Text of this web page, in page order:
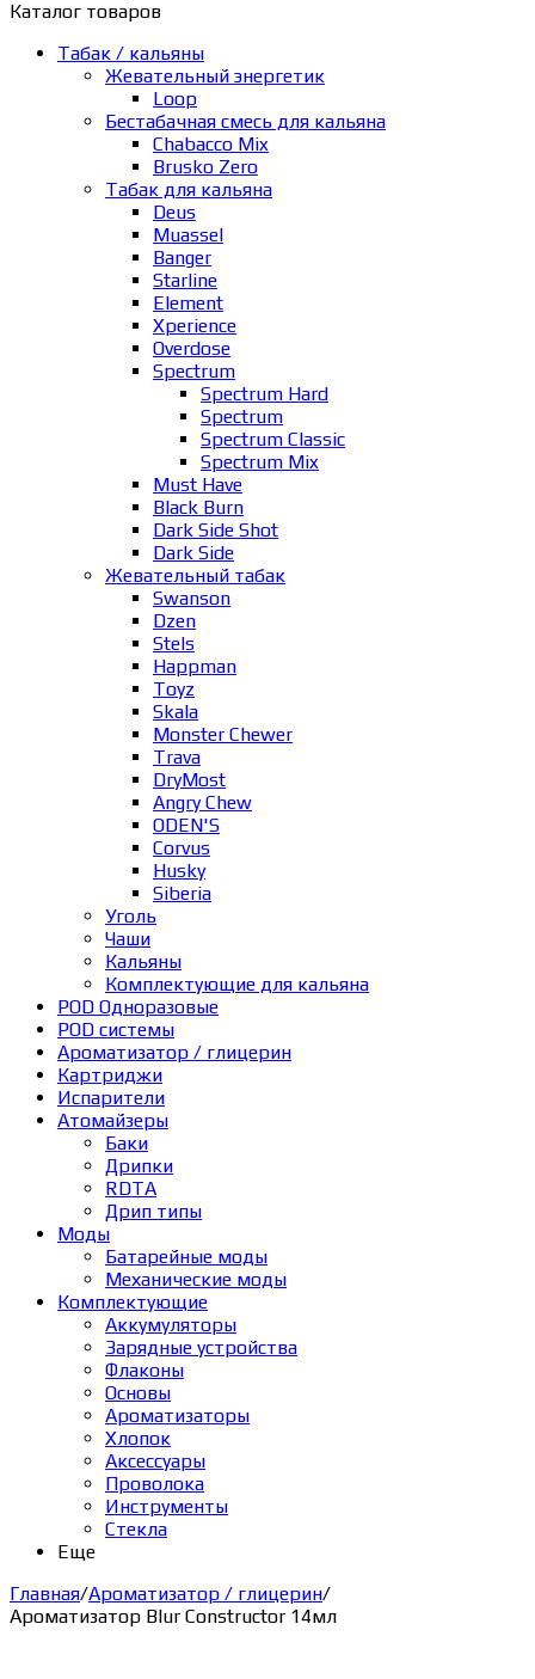
Каталог товаров
Табак / кальяны
Жевательный энергетик
Loop
Бестабачная смесь для кальяна
Chabacco Mix
Brusko Zero
Табак для кальяна
Deus
Muassel
Banger
Starline
Element
Xperience
Overdose
Spectrum
Spectrum Hard
Spectrum
Spectrum Classic
Spectrum Mix
Must Have
Black Burn
Dark Side Shot
Dark Side
Жевательный табак
Swanson
Dzen
Stels
Happman
Toyz
Skala
Monster Chewer
Trava
DryMost
Angry Chew
ODEN'S
Corvus
Husky
Siberia
Уголь
Чаши
Кальяны
Комплектующие для кальяна
POD Одноразовые
POD системы
Ароматизатор / глицерин
Картриджи
Испарители
Атомайзеры
Баки
Дрипки
RDTA
Дрип типы
Моды
Батарейные моды
Механические моды
Комплектующие
Аккумуляторы
Зарядные устройства
Флаконы
Основы
Ароматизаторы
Хлопок
Аксессуары
Проволока
Инструменты
Стекла
Еще
Главная/Ароматизатор / глицерин/
Ароматизатор Blur Constructor 14мл